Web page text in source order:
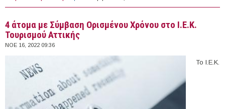
Δημοτική Κοινωφελή Επιχείρηση Δήμου Νάξου &
4 άτομα με Σύμβαση Ορισμένου Χρόνου στο Ι.Ε.Κ.
Τουρισμού Αττικής
ΝΟΕ 16, 2022 09:36
Το Ι.Ε.Κ.